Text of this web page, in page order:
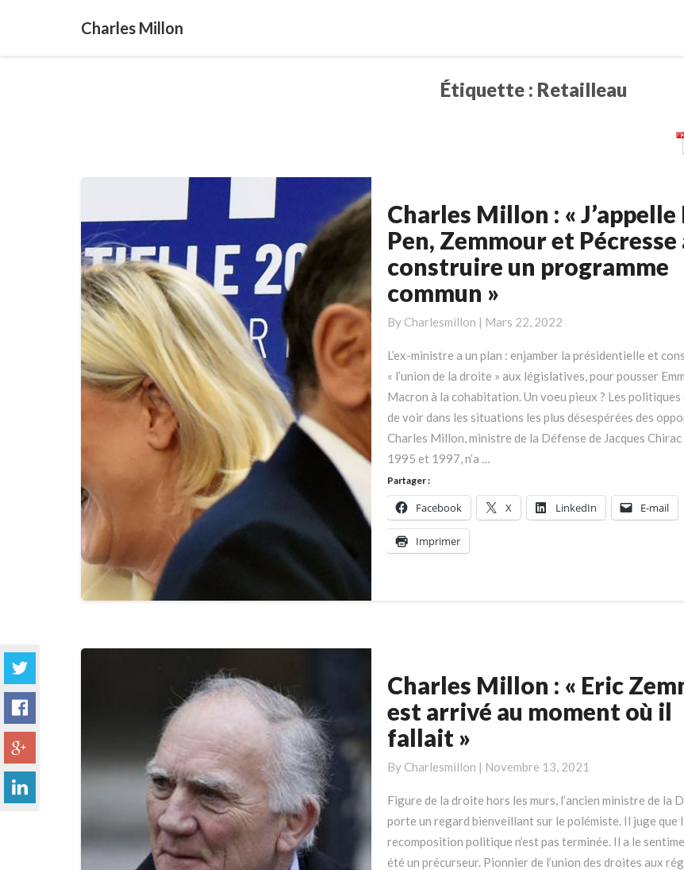
Charles Millon
Étiquette : Retailleau
Charles
Millon
:
« J’appelle
Le
Zemmour
et
Pécresse
à
programme
commun »
Charles Millon : « J’appelle
Pen, Zemmour et Pécresse
construire un programme
commun »
By Charlesmillon | Mars 22, 2022
L’ex-ministre a un plan : enjamber la présidentielle et
« l’union de la droite » aux législatives, pour pousser
Macron à la cohabitation. Un voeu pieux ? Les politiques
de voir dans les situations les plus désespérées des
Charles Millon, ministre de la Défense de Jacques
1995 et 1997, n’a …
Partager :
Facebook X LinkedIn E-mail
Imprimer
Charles
Millon
:
« Eric
Zemmour
arrivé
au
moment
où
Charles Millon : « Eric
est arrivé au moment où il
fallait »
By Charlesmillon | Novembre 13, 2021
Figure de la droite hors les murs, l’ancien ministre de la
porte un regard bienveillant sur le polémiste. Il juge que
recomposition politique n’est pas terminée. Il a le
été un précurseur. Pionnier de l’union des droites aux